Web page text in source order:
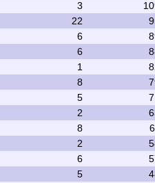
3
22
6
6
1
8
5
2
8
2
6
5